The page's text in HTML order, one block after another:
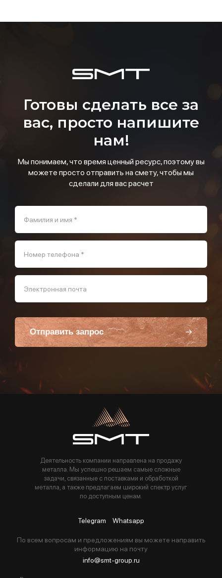
Готовы сделать все за
вас, просто напишите
нам!
Мы понимаем, что время ценный ресурс, поэтому вы
можете просто отправить на смету, чтобы мы
сделали для вас расчет
Фамилия и имя *
Номер телефона *
Электронная почта
Отправить запрос
Пользуясь данной формой вы соглашаетесь с политикой компании
Деятельность компании направлена на продажу
металла. Мы успешно решаем самые сложные
задачи, связанные с поставками и обработкой
металла, а также предлагаем широкий спектр услуг
по доступным ценам.
Telegram Whatsapp
По всем вопросам и предложениям вы можете направить
информацию на почту
info@smt-group.ru